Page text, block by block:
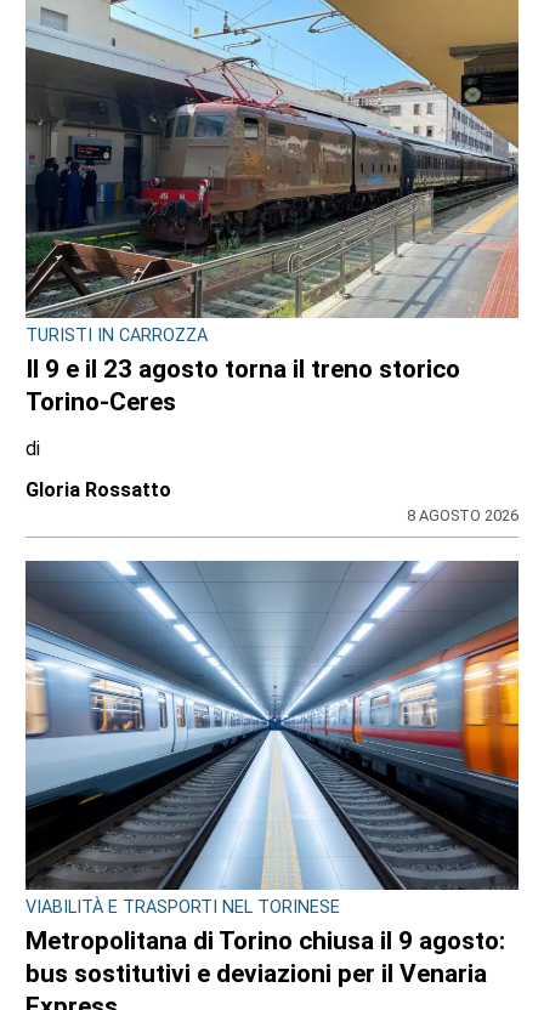
CONSIGLIO REGIONALE
Ambiente e conti pubblici al centro
dell’attività questa settimana in Consiglio
regionale
di
Redazione CRP
CONSIGLIO REGIONALE
A Palazzo Lascaris la mostra “Romano
Gazzera. Nel regno dei fiori giganti”